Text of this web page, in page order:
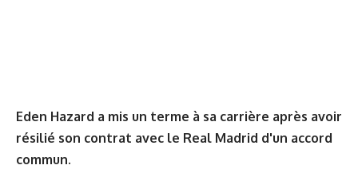
Eden Hazard a mis un terme à sa carrière après avoir
résilié son contrat avec le Real Madrid d'un accord
commun.